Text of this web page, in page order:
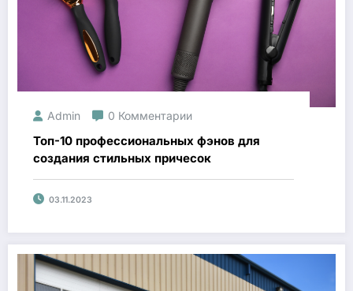
Admin 0 Комментарии
Топ-10 профессиональных фэнов для
создания стильных причесок
03.11.2023